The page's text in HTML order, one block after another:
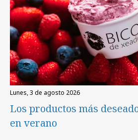
lunes, 3 de agosto 2026
Los productos más
en verano